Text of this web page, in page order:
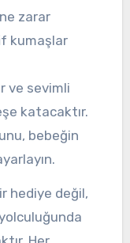
zarar
kumaşlar
ve sevimli
katacaktır.
bebeğin
hediye değil,